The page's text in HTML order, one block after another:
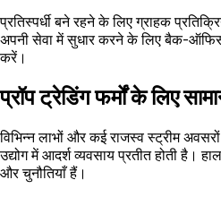
प्रतिस्पर्धी बने रहने के लिए ग्राहक
अपनी सेवा में सुधार करने के लिए बैक-
करें।
प्रॉप ट्रेडिंग फर्मों के लिए
विभिन्न लाभों और कई राजस्व स्ट्रीम
उद्योग में आदर्श व्यवसाय प्रतीत होती है।
और चुनौतियाँ हैं।